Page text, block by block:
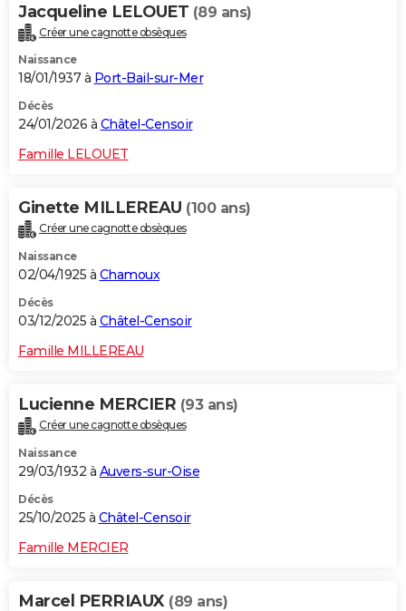
Jacqueline LELOUET (89 ans)
Créer une cagnotte obsèques
Naissance
18/01/1937 à Port-Bail-sur-Mer
Décès
24/01/2026 à Châtel-Censoir
Famille LELOUET
Ginette MILLEREAU (100 ans)
Créer une cagnotte obsèques
Naissance
02/04/1925 à Chamoux
Décès
03/12/2025 à Châtel-Censoir
Famille MILLEREAU
Lucienne MERCIER (93 ans)
Créer une cagnotte obsèques
Naissance
29/03/1932 à Auvers-sur-Oise
Décès
25/10/2025 à Châtel-Censoir
Famille MERCIER
Marcel PERRIAUX (89 ans)